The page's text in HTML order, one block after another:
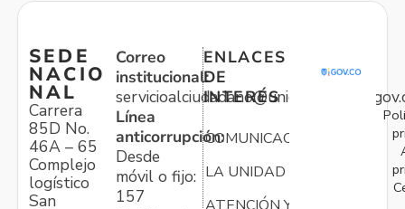
SEDE
NACIO
NAL
Carrera
85D No.
46A – 65
Complejo
logístico
San
Correo
institucional:
Línea
anticorrupción:
Desde
móvil o fijo:
157
ENLACES
DE
INTERÉS
COMUNICACIONES
LA UNIDAD